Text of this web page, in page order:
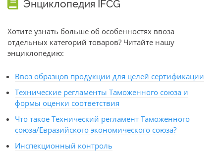
Энциклопедия IFCG
Хотите узнать больше об особенностях ввоза
отдельных категорий товаров? Читайте нашу
энциклопедию:
Ввоз образцов продукции для целей сертификации
Технические регламенты Таможенного союза и
формы оценки соответствия
Что такое Технический регламент Таможенного
союза/Евразийского экономического союза?
Инспекционный контроль